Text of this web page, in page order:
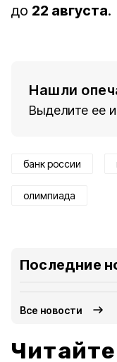
до 22 августа.
Нашли
Выделите ее
банк россии
олимпиада
Последние
Все новости